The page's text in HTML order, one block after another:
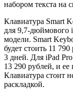
набором текста на
Клавиатура Smart
для 9,7-дюймового
модели. Smart
будет стоить 11
3 дней. Для iPad
13 290 рублей, и ее
Клавиатура стоит
раскладкой.